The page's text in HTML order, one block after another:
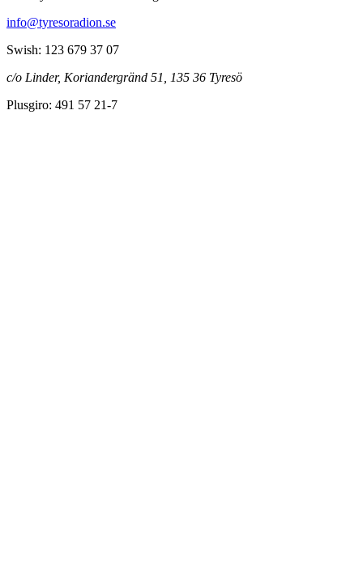
info@tyresoradion.se
Swish: 123 679 37 07
c/o Linder, Koriandergränd 51, 135 36 Tyresö
Plusgiro: 491 57 21-7